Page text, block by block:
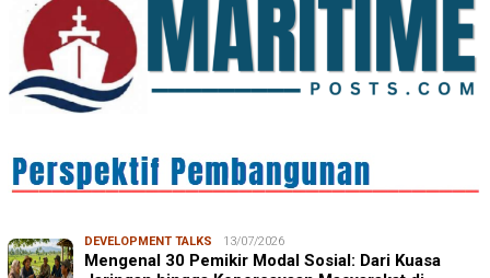
DEVELOPMENT TALKS 13/07/2026
Mengenal 30 Pemikir Modal Sosial: Dari Kuasa